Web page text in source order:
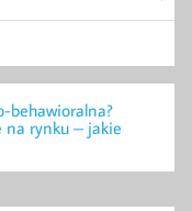
behawioralna?
na rynku – jakie